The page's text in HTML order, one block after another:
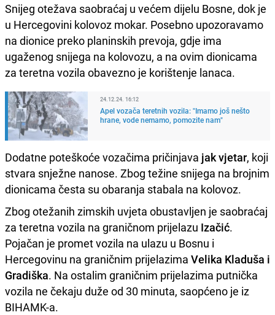
Snijeg otežava saobraćaj u većem dijelu Bosne, dok je
u Hercegovini kolovoz mokar. Posebno upozoravamo
na dionice preko planinskih prevoja, gdje ima
ugaženog snijega na kolovozu, a na ovim dionicama
za teretna vozila obavezno je korištenje lanaca.
24.12.24. 16:12
Apel vozača teretnih vozila: "Imamo još nešto
hrane, vode nemamo, pomozite nam"
Dodatne poteškoće vozačima pričinjava jak vjetar, koji
stvara snježne nanose. Zbog težine snijega na brojnim
dionicama česta su obaranja stabala na kolovoz.
Zbog otežanih zimskih uvjeta obustavljen je saobraćaj
za teretna vozila na graničnom prijelazu Izačić.
Pojačan je promet vozila na ulazu u Bosnu i
Hercegovinu na graničnim prijelazima Velika Kladuša i
Gradiška. Na ostalim graničnim prijelazima putnička
vozila ne čekaju duže od 30 minuta, saopćeno je iz
BIHAMK-a.